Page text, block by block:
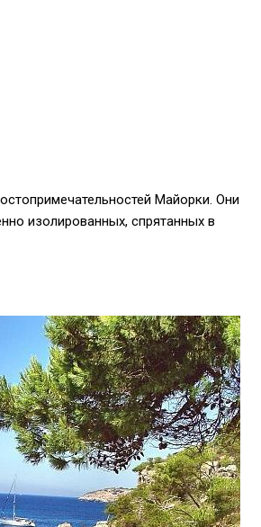
Майорки. Они
изолированных, спрятанных в